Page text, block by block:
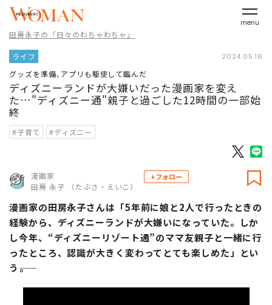
menu
田房永子の「日々のわちゃわちゃ」
ライフ 2024.05.16
グッズを準備､アプリも駆使して臨んだ
ディズニーランドが大嫌いだった漫画家を変え
た…"ディズニー通"親子と過ごした12時間の一部始
終
#子育て #ディズニー
漫画家
田房 永子 （たぶさ・えいこ）
+フォロー
漫画家の田房永子さんは「5年前に娘と2人で行ったときの
経験から、ディズニーランドが大嫌いになっていた。しか
し今年、“ディズニーリゾート通”のママ友親子と一緒に行
ったところ、認識が大きく変わってとても楽しめた」とい
う――。